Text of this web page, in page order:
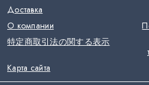
Доставка
О компании
特定商取引法の関する表示
Карта сайта